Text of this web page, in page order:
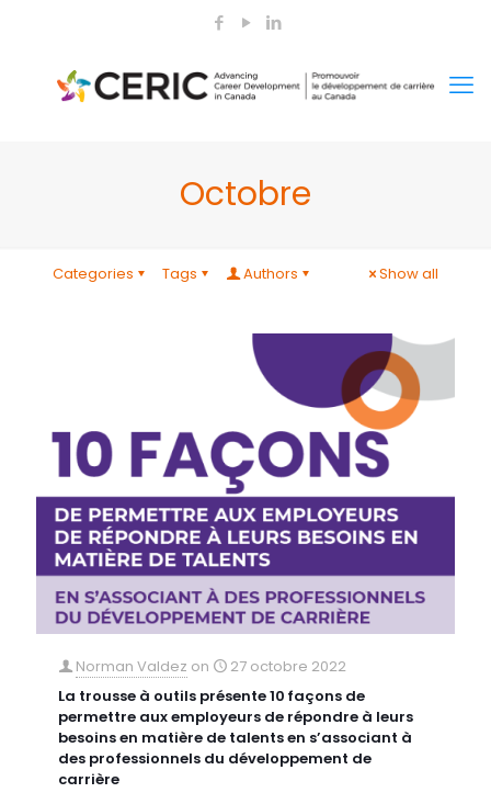
Octobre
Categories Tags Authors Show all
Norman Valdez on
27 octobre 2022
La trousse à outils présente 10 façons de
permettre aux employeurs de répondre à leurs
besoins en matière de talents en s’associant à
des professionnels du développement de
carrière